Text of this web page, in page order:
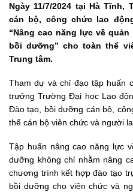
Ngày 11/7/2024 tại Hà
cán bộ, công chức lao
“Nâng cao năng lực về
bồi dưỡng” cho toàn thể
Trung tâm.
Tham dự và chỉ đạo tập huấn
trưởng Trường Đại học Lao
Đào tạo, bồi dưỡng cán bộ,
thể cán bộ viên chức và người
Tập huấn nâng cao năng lực
dưỡng không chỉ nhằm nâng
chương trình kết hợp đào tạo
bồi dưỡng cho viên chức và